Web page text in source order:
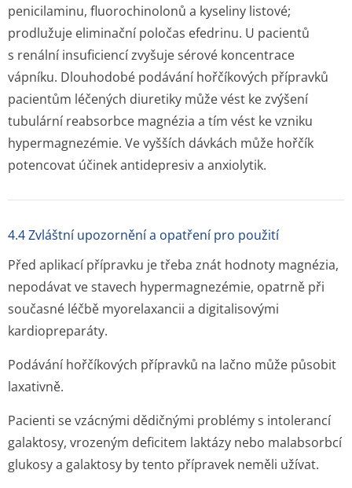
penicilaminu, fluorochinolonů a kyseliny listové;
prodlužuje eliminační poločas efedrinu. U pacientů
s renální insuficiencí zvyšuje sérové koncentrace
vápníku. Dlouhodobé podávání hořčíkových přípravků
pacientům léčených diuretiky může vést ke zvýšení
tubulární reabsorbce magnézia a tím vést ke vzniku
hypermagnezémie. Ve vyšších dávkách může hořčík
potencovat účinek antidepresiv a anxiolytik.
4.4 Zvláštní upozornění a opatření pro použití
Před aplikací přípravku je třeba znát hodnoty magnézia,
nepodávat ve stavech hypermagnezémie, opatrně při
současné léčbě myorelaxancii a digitalisovými
kardiopreparáty.
Podávání hořčíkových přípravků na lačno může působit
laxativně.
Pacienti se vzácnými dědičnými problémy s intolerancí
galaktosy, vrozeným deficitem laktázy nebo malabsorbcí
glukosy a galaktosy by tento přípravek neměli užívat.